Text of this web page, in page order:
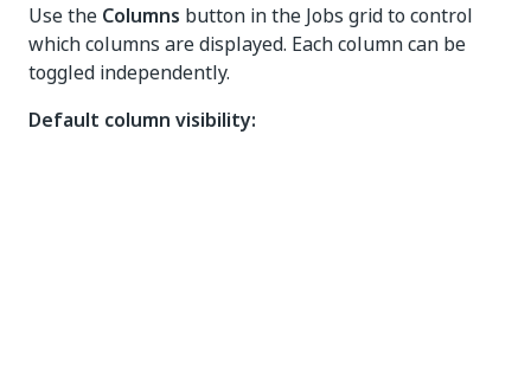
Use the Columns button in the Jobs grid to control
which columns are displayed. Each column can be
toggled independently.
Default column visibility: